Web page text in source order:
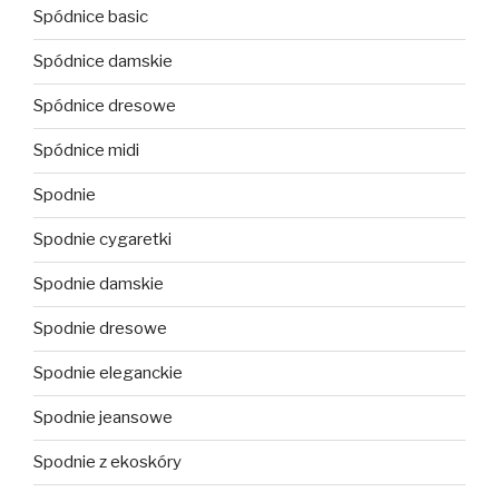
Spódnice basic
Spódnice damskie
Spódnice dresowe
Spódnice midi
Spodnie
Spodnie cygaretki
Spodnie damskie
Spodnie dresowe
Spodnie eleganckie
Spodnie jeansowe
Spodnie z ekoskóry